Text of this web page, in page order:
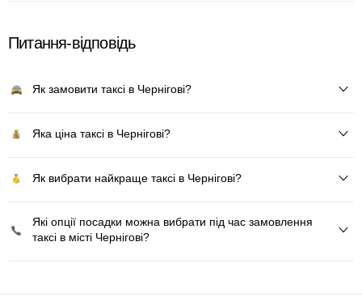
Питання-відповідь
Як замовити таксі в Чернігові?
Яка ціна таксі в Чернігові?
Як вибрати найкраще таксі в Чернігові?
Які опції посадки можна вибрати під час замовлення
таксі в місті Чернігові?